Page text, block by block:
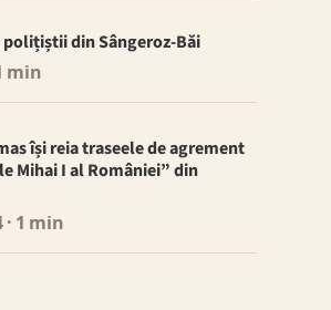
din Sângeroz-Băi
min
își reia traseele de agrement
Mihai I al României” din
· 1 min